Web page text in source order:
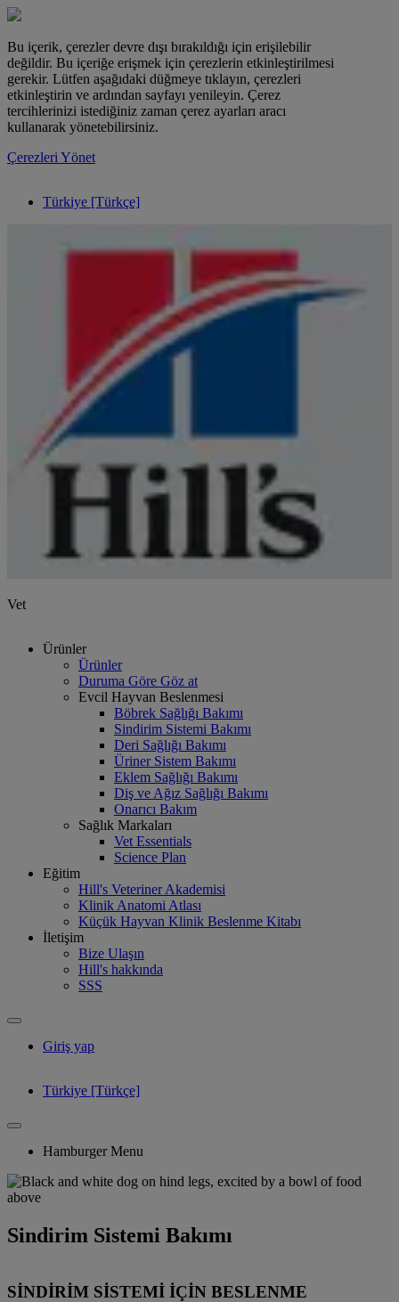
Bu içerik, çerezler devre dışı bırakıldığı için erişilebilir
değildir. Bu içeriğe erişmek için çerezlerin etkinleştirilmesi
gerekir. Lütfen aşağıdaki düğmeye tıklayın, çerezleri
etkinleştirin ve ardından sayfayı yenileyin. Çerez
tercihlerinizi istediğiniz zaman çerez ayarları aracı
kullanarak yönetebilirsiniz.
Çerezleri Yönet
Türkiye [Türkçe]
Vet
Ürünler
Ürünler
Duruma Göre Göz at
Evcil Hayvan Beslenmesi
Böbrek Sağlığı Bakımı
Sindirim Sistemi Bakımı
Deri Sağlığı Bakımı
Üriner Sistem Bakımı
Eklem Sağlığı Bakımı
Diş ve Ağız Sağlığı Bakımı
Onarıcı Bakım
Sağlık Markaları
Vet Essentials
Science Plan
Eğitim
Hill's Veteriner Akademisi
Klinik Anatomi Atlası
Küçük Hayvan Klinik Beslenme Kitabı
İletişim
Bize Ulaşın
Hill's hakkında
SSS
Giriş yap
Türkiye [Türkçe]
Hamburger Menu
Sindirim Sistemi Bakımı
SİNDİRİM SİSTEMİ İÇİN BESLENME